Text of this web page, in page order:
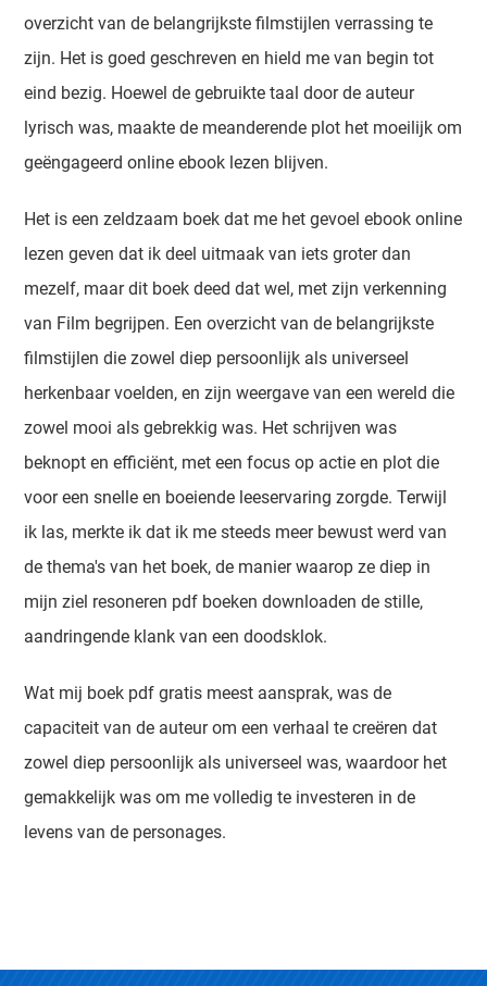
overzicht van de belangrijkste filmstijlen verrassing te
zijn. Het is goed geschreven en hield me van begin tot
eind bezig. Hoewel de gebruikte taal door de auteur
lyrisch was, maakte de meanderende plot het moeilijk om
geëngageerd online ebook lezen blijven.
Het is een zeldzaam boek dat me het gevoel ebook online
lezen geven dat ik deel uitmaak van iets groter dan
mezelf, maar dit boek deed dat wel, met zijn verkenning
van Film begrijpen. Een overzicht van de belangrijkste
filmstijlen die zowel diep persoonlijk als universeel
herkenbaar voelden, en zijn weergave van een wereld die
zowel mooi als gebrekkig was. Het schrijven was
beknopt en efficiënt, met een focus op actie en plot die
voor een snelle en boeiende leeservaring zorgde. Terwijl
ik las, merkte ik dat ik me steeds meer bewust werd van
de thema's van het boek, de manier waarop ze diep in
mijn ziel resoneren pdf boeken downloaden de stille,
aandringende klank van een doodsklok.
Wat mij boek pdf gratis meest aansprak, was de
capaciteit van de auteur om een verhaal te creëren dat
zowel diep persoonlijk als universeel was, waardoor het
gemakkelijk was om me volledig te investeren in de
levens van de personages.